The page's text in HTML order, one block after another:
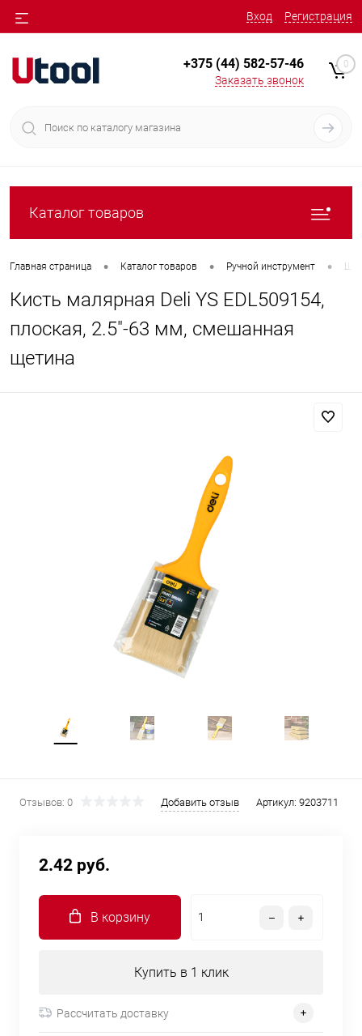
Вход Регистрация
+375 (44) 582-57-46
Заказать звонок
0
Каталог товаров
Главная страница • Каталог товаров • Ручной инструмент •
Кисть малярная Deli YS EDL509154,
плоская, 2.5"-63 мм, смешанная
щетина
Отзывов: 0 Добавить отзыв Артикул: 9203711
2.42 руб.
В корзину
Купить в 1 клик
Рассчитать доставку